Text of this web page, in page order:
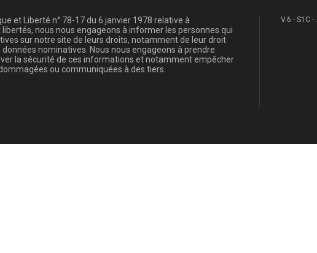
et Liberté n° 78-17 du 6 janvier 1978 relative à
nous nous engageons à informer les personnes qui
sur notre site de leurs droits, notamment de leur droit
nominatives. Nous nous engageons à prendre
la sécurité de ces informations et notamment empêcher
ou communiquées à des tiers.
V.6 - S1C